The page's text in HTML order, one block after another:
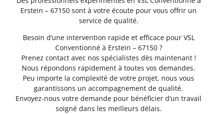
Erstein – 67150 sont à votre écoute pour vous offrir un
service de qualité.
Besoin d’une intervention rapide et efficace pour VSL
Conventionné à Erstein – 67150 ?
Prenez contact avec nos spécialistes dès maintenant !
Nous répondons rapidement à toutes vos demandes.
Peu importe la complexité de votre projet, nous vous
garantissons un accompagnement de qualité.
Envoyez-nous votre demande pour bénéficier d’un travail
soigné dans les meilleurs délais.